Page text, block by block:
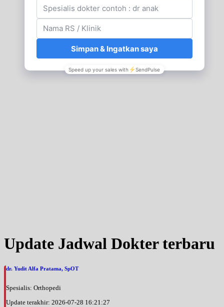
Update Jadwal Dokter terbaru
dr. Yudit Alfa Pratama, SpOT
Spesialis: Orthopedi
Update terakhir: 2026-07-28 16:21:27